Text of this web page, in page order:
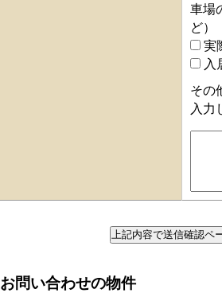
車場
ど）
実
入
その
入力
お問い合わせの物件